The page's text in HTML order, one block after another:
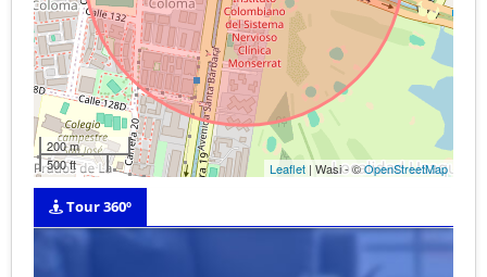
200 m
500 ft
Leaflet | Wasi - ©OpenStreetMap
Tour 360º